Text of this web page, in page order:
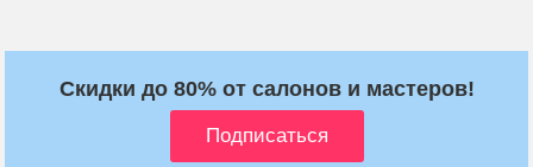
Скидки до 80% от салонов и мастеров!